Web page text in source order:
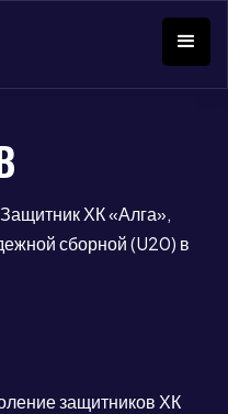
ХК «Алга»,
сборной (U20) в
защитников ХК